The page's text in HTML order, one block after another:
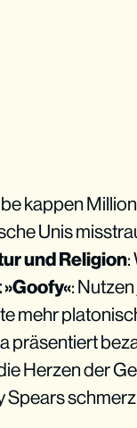
kappen
Unis
und Religion:
:
mehr
präsentiert
Herzen der
Spears